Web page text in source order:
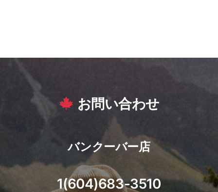
お問い合わせ
バンクーバー店
1(604)683-3510